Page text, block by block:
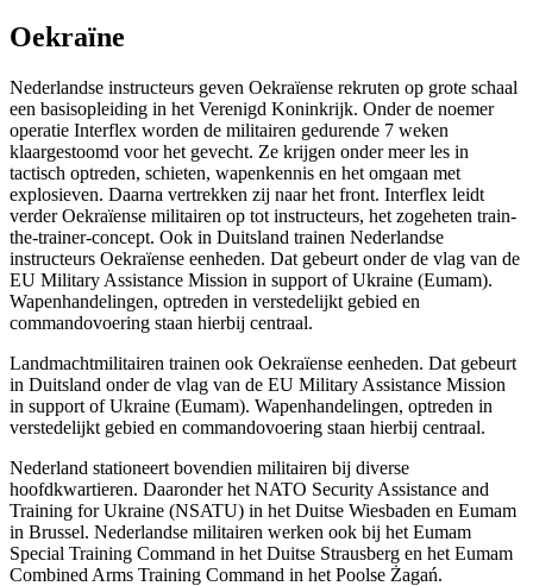
Oekraïne
Nederlandse instructeurs geven Oekraïense rekruten op grote schaal
een basisopleiding in het Verenigd Koninkrijk. Onder de noemer
operatie Interflex worden de militairen gedurende 7 weken
klaargestoomd voor het gevecht. Ze krijgen onder meer les in
tactisch optreden, schieten, wapenkennis en het omgaan met
explosieven. Daarna vertrekken zij naar het front. Interflex leidt
verder Oekraïense militairen op tot instructeurs, het zogeheten train-
the-trainer-concept. Ook in Duitsland trainen Nederlandse
instructeurs Oekraïense eenheden. Dat gebeurt onder de vlag van de
EU Military Assistance Mission in support of Ukraine (Eumam).
Wapenhandelingen, optreden in verstedelijkt gebied en
commandovoering staan hierbij centraal.
Landmachtmilitairen trainen ook Oekraïense eenheden. Dat gebeurt
in Duitsland onder de vlag van de EU Military Assistance Mission
in support of Ukraine (Eumam). Wapenhandelingen, optreden in
verstedelijkt gebied en commandovoering staan hierbij centraal.
Nederland stationeert bovendien militairen bij diverse
hoofdkwartieren. Daaronder het NATO Security Assistance and
Training for Ukraine (NSATU) in het Duitse Wiesbaden en Eumam
in Brussel. Nederlandse militairen werken ook bij het Eumam
Special Training Command in het Duitse Strausberg en het Eumam
Combined Arms Training Command in het Poolse Żagań.